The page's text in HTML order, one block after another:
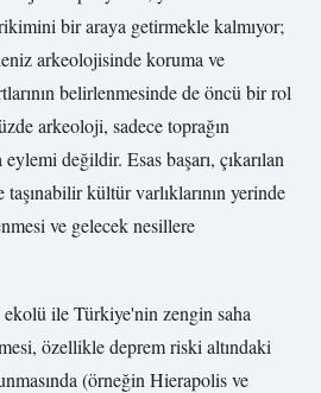
bir araya getirmekle kalmıyor;
arkeolojisinde koruma ve
belirlenmesinde de öncü bir rol
arkeoloji, sadece toprağın
değildir. Esas başarı, çıkarılan
kültür varlıklarının yerinde
ve gelecek nesillere
ile Türkiye'nin zengin saha
özellikle deprem riski altındaki
(örneğin Hierapolis ve